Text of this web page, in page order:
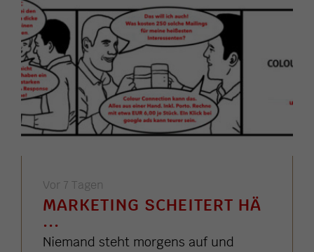
Vor 7 Tagen
MARKETING SCHEITERT HÄ
...
Niemand steht morgens auf und